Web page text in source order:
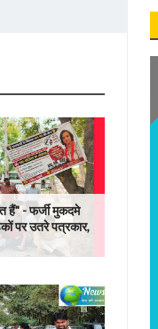
हैं" - फर्जी मुकदमे
पर उतरे पत्रकार,